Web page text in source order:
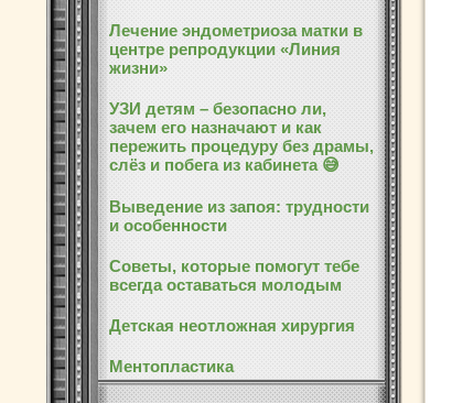
Лечение эндометриоза матки в
центре репродукции «Линия
жизни»
УЗИ детям – безопасно ли,
зачем его назначают и как
пережить процедуру без драмы,
слёз и побега из кабинета 😅
Выведение из запоя: трудности
и особенности
Советы, которые помогут тебе
всегда оставаться молодым
Детская неотложная хирургия
Ментопластика